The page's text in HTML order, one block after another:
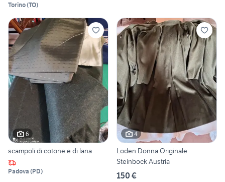
Torino(TO)
6
scampoli di cotone e di lana
Padova (PD)
4
Loden Donna Originale
Steinbock Austria
150 €